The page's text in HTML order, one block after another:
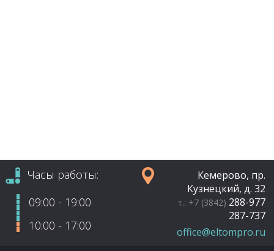
Часы работы:
09:00 - 19:00
10:00 - 17:00
Кемерово, пр.
Кузнецкий, д. 32
т.: +7 (3842) 288-977
287-737
office@eltompro.ru